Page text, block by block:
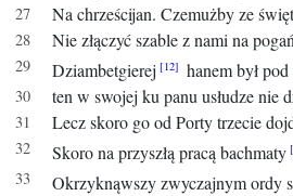
Na chrześcijan. Czemużby ze
Nie złączyć szable z nami na
Dziambetgierej
hanem był
ten w swojej ku panu usłudze nie
Lecz skoro go od Porty trzecie
Skoro na przyszłą pracą bachmaty
Okrzyknąwszy zwyczajnym ordy